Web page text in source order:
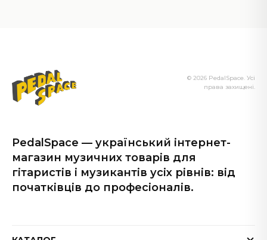
PedalSpace — український інтернет-
магазин музичних товарів для
гітаристів і музикантів усіх рівнів: від
початківців до професіоналів.
© 2026 PedalSpace. Усі
права захищені.